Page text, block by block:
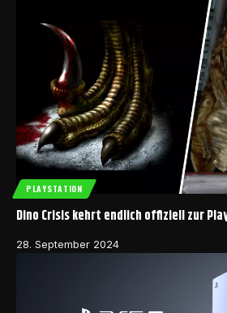
PLAYSTATION
Dino Crisis kehrt endlich offiziell zur
28. September 2024